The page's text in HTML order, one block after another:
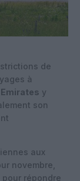
de
à
Emirates y
son
aux
novembre,
répondre